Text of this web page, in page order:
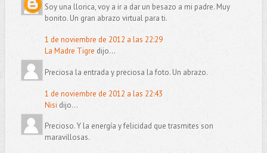
Soy una llorica, voy a ir a dar un besazo a mi padre. Muy
bonito. Un gran abrazo virtual para ti.
1 de noviembre de 2012 a las 22:29
La Madre Tigre dijo...
Preciosa la entrada y preciosa la foto. Un abrazo.
1 de noviembre de 2012 a las 22:43
Nisi dijo...
Precioso. Y la energía y felicidad que trasmites son
maravillosas.